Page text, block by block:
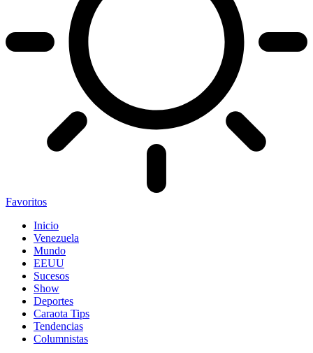
Favoritos
Inicio
Venezuela
Mundo
EEUU
Sucesos
Show
Deportes
Caraota Tips
Tendencias
Columnistas